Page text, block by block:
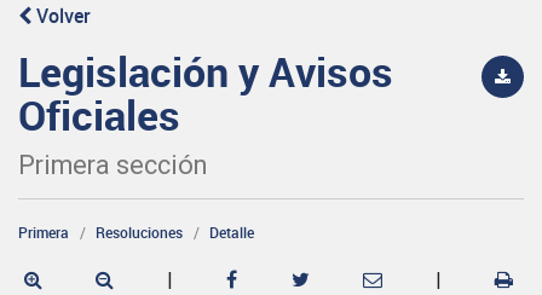
Volver
Legislación y Avisos
Oficiales
Primera sección
Primera Resoluciones Detalle
| |